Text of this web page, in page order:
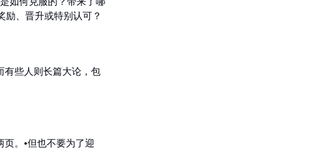
励、晋升或特别认可？
有些人则长篇大论，包
。•但也不要为了迎